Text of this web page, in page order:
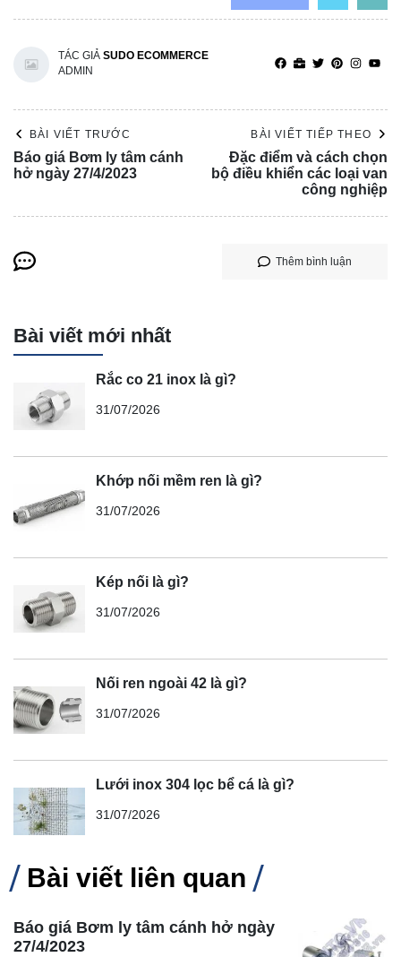
TÁC GIẢ SUDO ECOMMERCE
ADMIN
BÀI VIẾT TRƯỚC
Báo giá Bơm ly tâm cánh
hở ngày 27/4/2023
BÀI VIẾT TIẾP THEO
Đặc điểm và cách chọn
bộ điều khiển các loại van
công nghiệp
Thêm bình luận
Bài viết mới nhất
Rắc co 21 inox là gì?
31/07/2026
Khớp nối mềm ren là gì?
31/07/2026
Kép nối là gì?
31/07/2026
Nối ren ngoài 42 là gì?
31/07/2026
Lưới inox 304 lọc bể cá là gì?
31/07/2026
Bài viết liên quan
Báo giá Bơm ly tâm cánh hở ngày
27/4/2023